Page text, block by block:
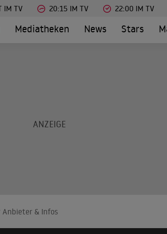
IM TV 20:15 IM TV 22:00 IM TV
Mediatheken News Stars
Anbieter & Infos